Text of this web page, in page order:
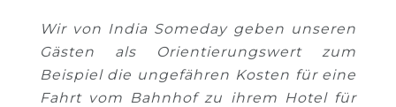
Wir von India Someday geben unseren
Gästen als Orientierungswert zum
Beispiel die ungefähren Kosten für eine
Fahrt vom Bahnhof zu ihrem Hotel für